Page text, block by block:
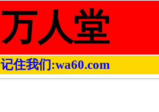
万人堂
记住我们:wa60.com